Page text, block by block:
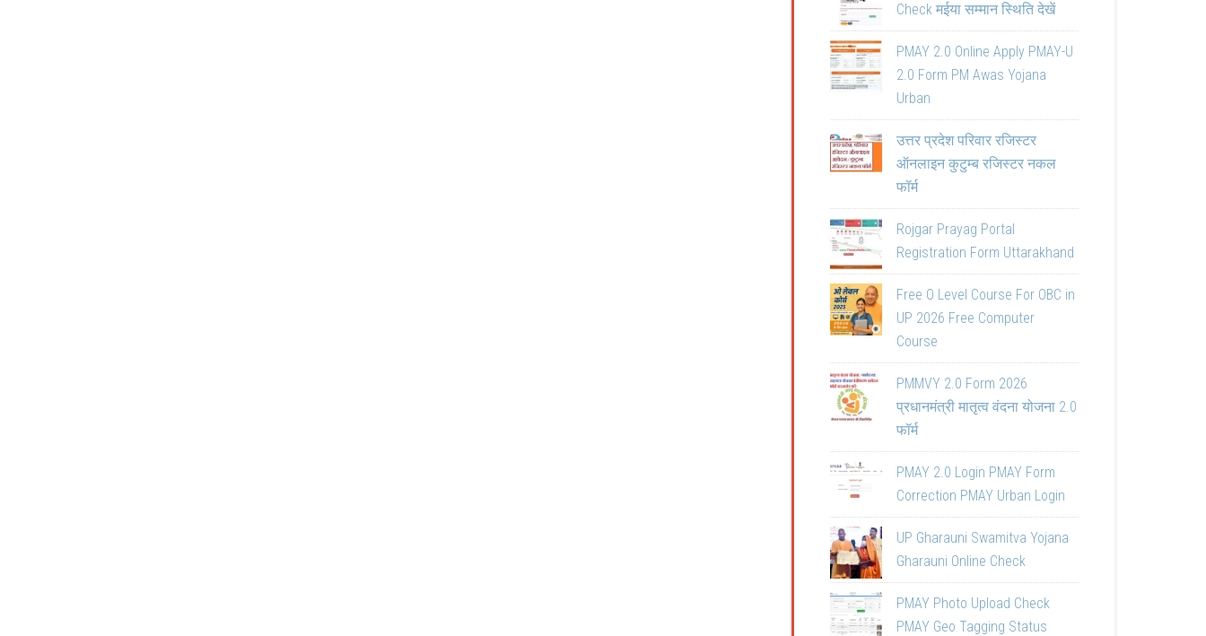
Check मईया सम्मान स्थिति देखें
PMAY 2.0 Online Apply PMAY-U
2.0 Form PM Awas Yojana
Urban
उत्तर प्रदेश परिवार रजिस्टर
ऑनलाइन कुटुम्ब रजिस्टर नकल
फॉर्म
Rojgar Prayag Portal
Registration Form Uttarakhand
Free O Level Course For OBC in
UP 2026 Free Computer
Course
PMMVY 2.0 Form 2026
प्रधानमंत्री मातृत्व वंदना योजना 2.0
फॉर्म
PMAY 2.0 Login PMAY Form
Correction PMAY Urban Login
UP Gharauni Swamitva Yojana
Gharauni Online Check
PMAY Photo Upload Check
PMAY Geo Tagging Status